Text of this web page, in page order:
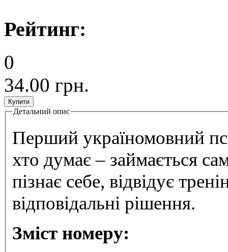
Рейтинг:
0
34.00 грн.
Детальний опис
Перший україномовний
хто думає – займається
пізнає себе, відвідує
відповідальні рішення.
Зміст номеру: